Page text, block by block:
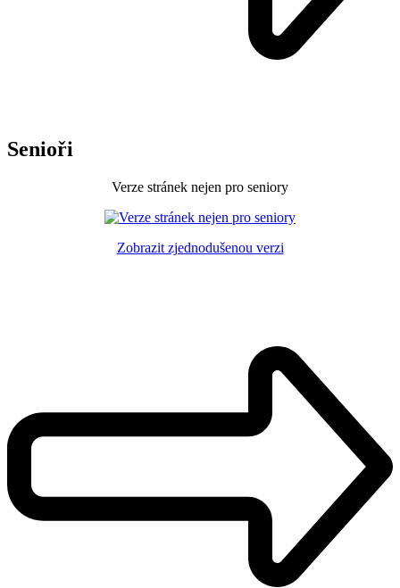
Senioři
Verze stránek nejen pro seniory
Zobrazit zjednodušenou verzi